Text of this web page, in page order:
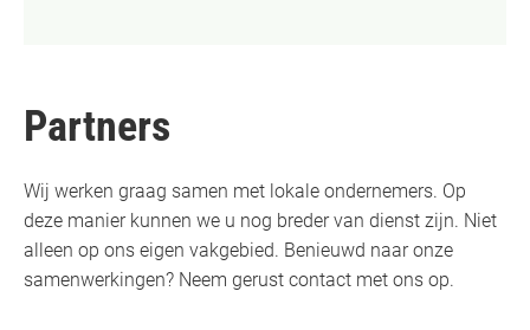
Partners
Wij werken graag samen met lokale ondernemers. Op
deze manier kunnen we u nog breder van dienst zijn. Niet
alleen op ons eigen vakgebied. Benieuwd naar onze
samenwerkingen? Neem gerust contact met ons op.